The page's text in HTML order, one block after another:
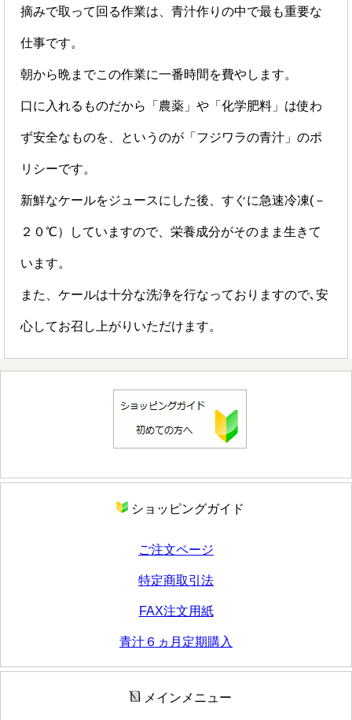
摘みで取って回る作業は、青汁作りの中で最も重要な
仕事です。
朝から晩までこの作業に一番時間を費やします。
口に入れるものだから「農薬」や「化学肥料」は使わ
ず安全なものを、というのが「フジワラの青汁」のポ
リシーです。
新鮮なケールをジュースにした後、すぐに急速冷凍(－
２０℃）していますので、栄養成分がそのまま生きて
います。
また、ケールは十分な洗浄を行なっておりますので､安
心してお召し上がりいただけます。
ショッピングガイド
ご注文ページ
特定商取引法
FAX注文用紙
青汁６ヵ月定期購入
メインメニュー